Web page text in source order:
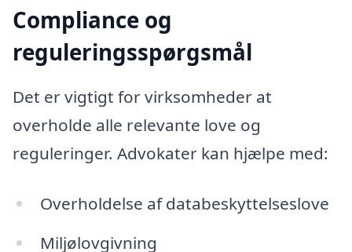
Compliance og
reguleringsspørgsmål
Det er vigtigt for virksomheder at
overholde alle relevante love og
reguleringer. Advokater kan hjælpe med:
Overholdelse af databeskyttelseslove
Miljølovgivning